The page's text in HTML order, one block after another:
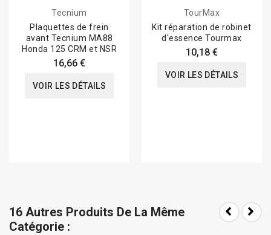
Tecnium
Plaquettes de frein
avant Tecnium MA88
Honda 125 CRM et NSR
16,66 €
VOIR LES DÉTAILS
TourMax
Kit réparation de robinet
d'essence Tourmax
10,18 €
VOIR LES DÉTAILS
16 Autres Produits De La Même
Catégorie :